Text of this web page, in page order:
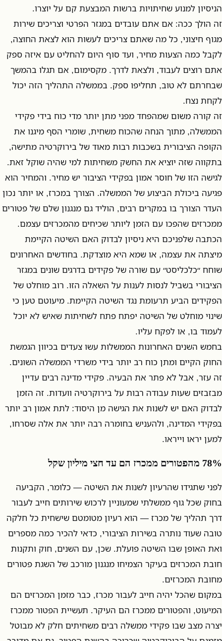
הניסיון למנוע שחיתויות ברשות המבצעת קם על יוצרו.
זה הולך ככה: אם אתם עובדים במגזר הפרטי וצריכים שירות
מגוף חיצוני, כל מה שאתם צריכים לעשות הוא לצאת החוצה,
לקבל כמה הצעות מחיר, ועד סוף היום להחליט עם איזה ספק
אתם רוצים לעבוד, ולצאת לדרך. מקסימום, אם תגלו בהמשך
שבחרתם לא טוב, תחליפו ספק. בממשלה התהליך הזה יכול
לקחת נצח.
זה קורה משום שמהפחד מפני מתן יותר מדי כוח בידי פקידי
הממשלה, מתוך הנחה שהכוח משחית, שומרי הסף מיגנו את
הקופה הציבורית בשכבות רבות מאוד של בירוקרטיה מתישה,
בתקווה שזה יוציא את החשק משחיתות למי שהיה שוקל זאת.
לגישה הזו של חוסר אמון בפקידי הציבור יש מחיר. והמחיר הוא
פגיעה ביכולת הביצוע של הממשלה. הצורך במכרז, או יותר נכון
העדר הצורך בו במקרים רבים, הוליד גם מנגנון שלם של פטורים
ממכרזים שהפכו עם הזמן ליותר שכיחים מהמכרזים עצמם.
הכתבה שלפניכם היא ניסיון לבדוק האם השיטה הקיימת
מיצתה את עצמה, או שמא היא מוצדקת. בחודשים האחרונים
שוחח ״כלכליסט״ עם שורה של פקידים בדרגים שונים במגזר
הציבורי בשביל לנסות לענות על השאלה הזו. רוב מוחלט של
הפקידים הביע תרעומת נגד השיטה הקיימת. מיעוטם טען כי
שינוי מוחלט של השיטה יפתח פתח לשחיתות שאיש לא יוכל
לעמוד בו, או לפקח עליו.
בחמש השנים האחרונות הממשלות עשו צעדים בכיוון הגמשת
החוק הקיים ומתן כוח רב יותר בידי משרדי הממשלה השונים.
זה עזר, אבל לא פתר את הבעיה. פקידי מדינה רבים עדיין
מבזבזים שעות עבודה רבות על בירוקרטיה וועדות. זה הזמן
לבדוק האם יש לשנות את הגישה מן היסוד: לתת אמון רב יותר
בפקידי המדינה, ולהעניש בחומרה רבה יותר את אלה שסרחו,
למען יראו וייראו.
78% מהפטורים ממכרז הם עד חצי מיליון שקל
לפני שתגידו שהרעיון לשנות את השיטה — כלומר, הקביעה
בחוק שכל גוף ממשלתי שמעוניין לרכוש שירותים חייב לעבור
דרך תהליך של מכרז — הוא רעיון מטומטם שישחית כל חלקה
טובה שעוד נותרה בשירות הציבורי, כדאי להכיר כמה מספרים
ואת האופן שבו השיטה פועלת. שכן, עם השנים, חוק ותקנות
חובת המכרזים בעיקר הצמיחו מנגנון מורכב של השגת פטורים
מחובת המכרזים.
במקום שהכל יהיה חייב לעבור מכרז, כבר מזמן המכרזים הם
המיעוט, והפטורים ממכרז הם העיקר. תעשיית הפטור ממכרז
יצרה מצב שבו פקידי ממשלה רבים משחיתים חלק לא מבוטל